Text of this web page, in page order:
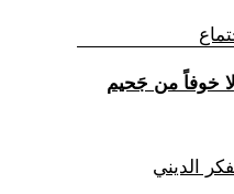
خوفاً من جَحيم
الديني